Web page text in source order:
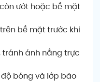
ướt hoặc bề mặt
bề mặt trước khi
ánh nắng trực
bóng và lớp bảo